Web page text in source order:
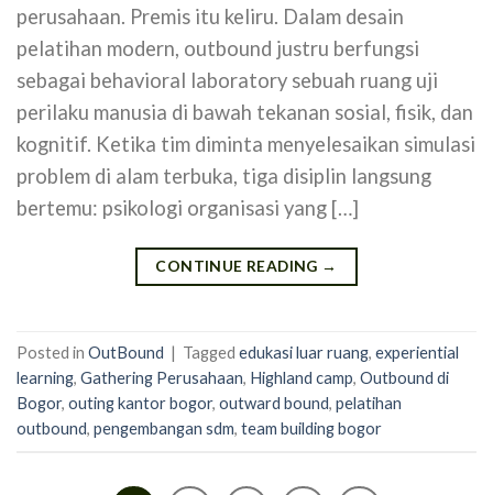
perusahaan. Premis itu keliru. Dalam desain
pelatihan modern, outbound justru berfungsi
sebagai behavioral laboratory sebuah ruang uji
perilaku manusia di bawah tekanan sosial, fisik, dan
kognitif. Ketika tim diminta menyelesaikan simulasi
problem di alam terbuka, tiga disiplin langsung
bertemu: psikologi organisasi yang […]
CONTINUE READING →
Posted in OutBound | Tagged edukasi luar ruang, experiential
learning, Gathering Perusahaan, Highland camp, Outbound di
Bogor, outing kantor bogor, outward bound, pelatihan
outbound, pengembangan sdm, team building bogor